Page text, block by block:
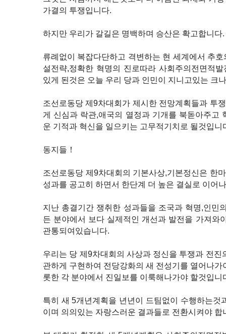
가결의 투쟁입니다.
하지만 우리가 갈길은 명백하며 승산은 확고합니다.
류례없이 복잡다단하고 격변하는 현 세계에서 추
설전략,정확한 혁명의 진로따라 사회주의전면적
있게 된것은 오늘 우리 당과 인민이 지니고있는 크
조선로동당 제9차대회가 제시한 전망계획들과 투
게 신심과 락관,애국의 열정과 기개를 북돋아주고
운 기적과 혁신을 일으키는 고무적기치로 될것입니
동지들！
조선로동당 제9차대회의 기본사상,기본정신은 한
성과를 공고히 하면서 한단계 더 높은 결실로 이어
지난 총결기간 쟁취한 성과들을 조국과 혁명,인민
든 분야에서 보다 실제적인 개선과 발전을 가져와
관통되여있습니다.
우리는 당 제9차대회의 사상과 정신을 투쟁과 전
관하게 구현하여 전당강화의 새 전성기를 열어나
롯한 각 분야에서 진일보를 이룩해나가야 할것입니
특히 새 5개년계획을 년년이 드팀없이 수행하는것
이며 의의있는 자랑스러운 결과들로 전환시켜야 합